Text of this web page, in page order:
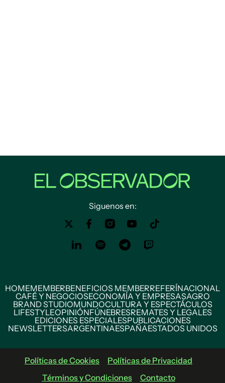
Siguenos en:
HOMEMEMBERBENEFICIOS MEMBERREFERÍNACIONAL
CAFÉ Y NEGOCIOSECONOMÍA Y EMPRESASAGRO
BRAND STUDIOMUNDOCULTURA Y ESPECTÁCULOS
LIFESTYLEOPINIÓNFÚNEBRESREMATES Y LEGALES
EDICIONES ESPECIALESPUBLICACIONES
NEWSLETTERSARGENTINAESPAÑAESTADOS UNIDOS
Políticas de Cookies
Políticas de Privacidad
Términos y Condiciones
Contacto